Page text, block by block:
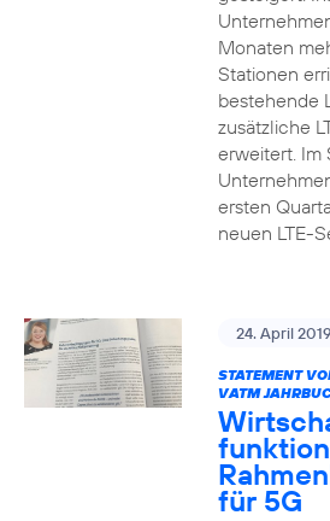
Monaten
Stationen
bestehende
zusätzliche
erweitert. Im
ersten
neuen LTE-
24. April 2019
STATEMENT
VATM
für 5G